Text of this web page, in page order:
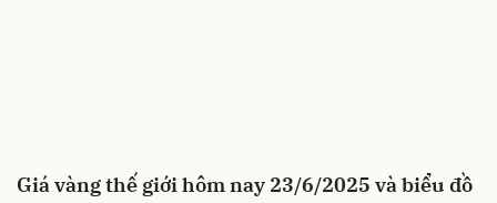
Giá vàng thế giới hôm nay 23/6/2025 và biểu đồ